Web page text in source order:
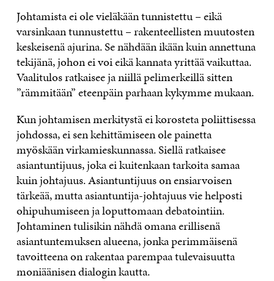
Johtamista ei ole vieläkään tunnistettu – eikä
varsinkaan tunnustettu – rakenteellisten muutosten
keskeisenä ajurina. Se nähdään ikään kuin annettuna
tekijänä, johon ei voi eikä kannata yrittää vaikuttaa.
Vaalitulos ratkaisee ja niillä pelimerkeillä sitten
”rämmitään” eteenpäin parhaan kykymme mukaan.
Kun johtamisen merkitystä ei korosteta poliittisessa
johdossa, ei sen kehittämiseen ole painetta
myöskään virkamieskunnassa. Siellä ratkaisee
asiantuntijuus, joka ei kuitenkaan tarkoita samaa
kuin johtajuus. Asiantuntijuus on ensiarvoisen
tärkeää, mutta asiantuntija-johtajuus vie helposti
ohipuhumiseen ja loputtomaan debatointiin.
Johtaminen tulisikin nähdä omana erillisenä
asiantuntemuksen alueena, jonka perimmäisenä
tavoitteena on rakentaa parempaa tulevaisuutta
moniäänisen dialogin kautta.